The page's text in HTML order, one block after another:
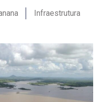
Infraestrutura